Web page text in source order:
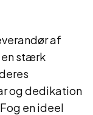
af
stærk
og dedikation
en ideel